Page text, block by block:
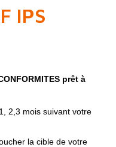
IPS
prêt à
2,3 mois suivant votre
la cible de votre